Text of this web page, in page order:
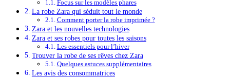
Focus sur les modèles phares
La robe Zara qui séduit tout le monde
Comment porter la robe imprimée ?
Zara et les nouvelles technologies
Zara et ses robes pour toutes les saisons
Les essentiels pour l’hiver
Trouver la robe de ses rêves chez Zara
Quelques astuces supplémentaires
Les avis des consommatrices